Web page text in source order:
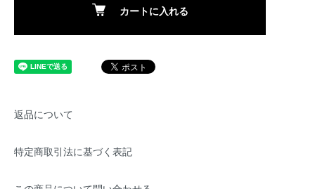
カートに入れる
返品について
特定商取引法に基づく表記